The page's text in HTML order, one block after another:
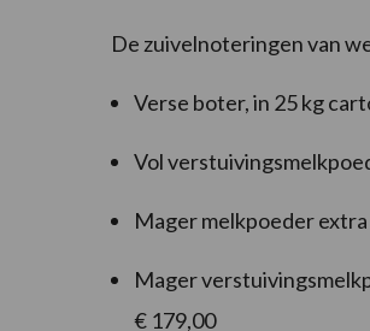
De zuivelnoteringen van
Verse boter, in 25 kg
Vol
Mager melkpoeder
Mager
€ 179,00